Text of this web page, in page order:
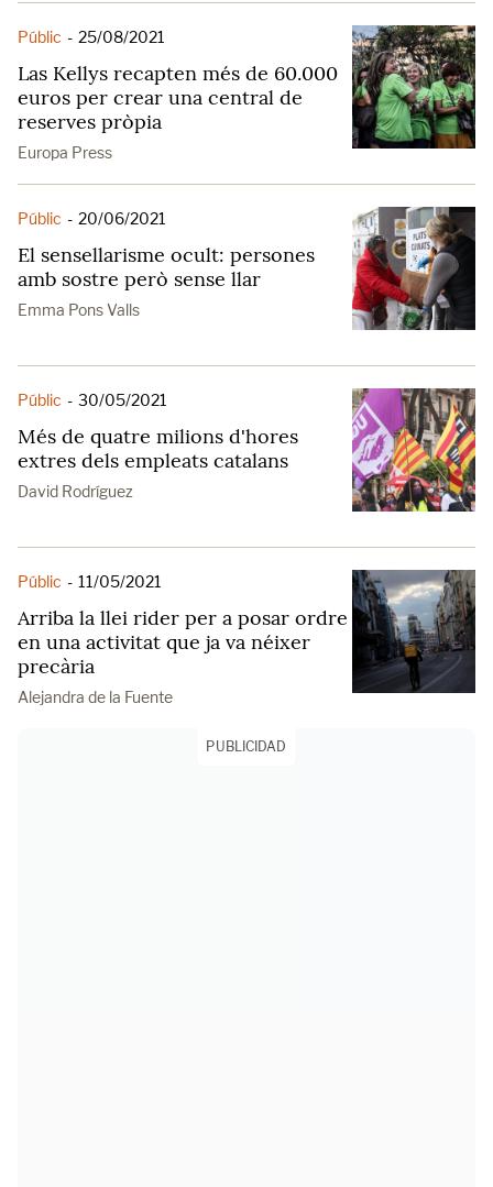
Públic - 25/08/2021
Las Kellys recapten més de 60.000
euros per crear una central de
reserves pròpia
Europa Press
Públic - 20/06/2021
El sensellarisme ocult: persones
amb sostre però sense llar
Emma Pons Valls
Públic - 30/05/2021
Més de quatre milions d'hores
extres dels empleats catalans
David Rodríguez
Públic - 11/05/2021
Arriba la llei rider per a posar ordre
en una activitat que ja va néixer
precària
Alejandra de la Fuente
PUBLICIDAD